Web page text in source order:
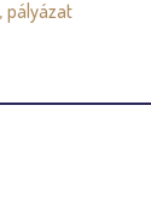
pályázat